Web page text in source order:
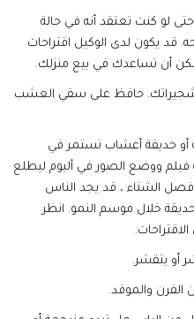
لو كنت تعتقد أنه في حالة
قد يكون لدى الوكيل اقتراحات
أن تساعدك في بيع منزلك.
حافظ على سقي العشب
أو حديقة أعشاب تستمر في
فيلم ووضع الصور في ألبوم ليطلع
الشتاء ، قد يجد الناس
خلال موسم النمو. انظر
أو يتقشر.
والموقد.